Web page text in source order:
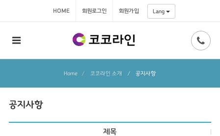
HOME 회원로그인 회원가입 Lang
Home 코코라인 소개 / 공지사항
공지사항
제목